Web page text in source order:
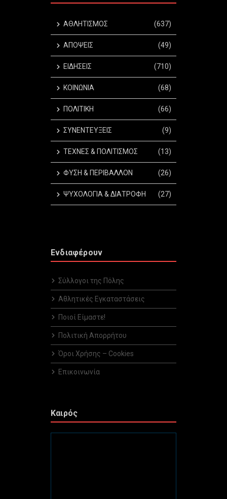
ΑΘΛΗΤΙΣΜΟΣ (637)
ΑΠΟΨΕΙΣ (49)
ΕΙΔΗΣΕΙΣ (710)
ΚΟΙΝΩΝΙΑ (68)
ΠΟΛΙΤΙΚΗ (66)
ΣΥΝΕΝΤΕΥΞΕΙΣ (9)
ΤΕΧΝΕΣ & ΠΟΛΙΤΙΣΜΟΣ (13)
ΦΥΣΗ & ΠΕΡΙΒΑΛΛΟΝ (26)
ΨΥΧΟΛΟΓΙΑ & ΔΙΑΤΡΟΦΗ (27)
Ενδιαφέρουν
Σύλλογοι της Πόλης
Αθλητικές Εγκαταστάσεις
Ποιοί Είμαστε!
Πολιτική Απορρήτου
Όροι Χρήσης – Cookies
Επικοινωνία
Καιρός